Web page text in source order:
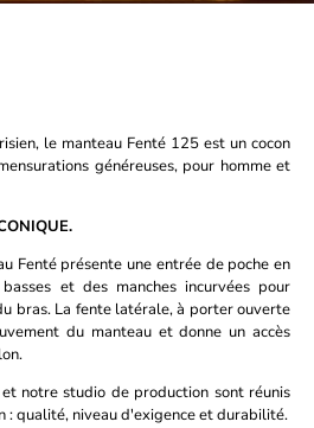
le manteau Fenté 125 est un cocon
généreuses, pour homme et
Fenté présente une entrée de poche en
et des manches incurvées pour
bras. La fente latérale, à porter ouverte
du manteau et donne un accès
notre studio de production sont réunis
: qualité, niveau d'exigence et durabilité.